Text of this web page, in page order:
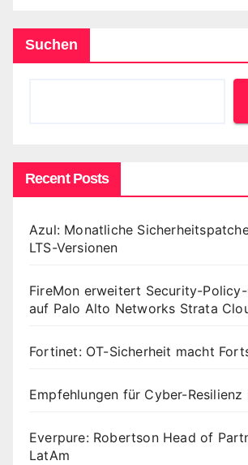
Suchen
Recent Posts
Azul: Monatliche
LTS-Versionen
FireMon erweitert Security-
auf Palo Alto Networks Strata
Fortinet: OT-Sicherheit macht
Empfehlungen für Cyber-
Everpure: Robertson Head of
LatAm